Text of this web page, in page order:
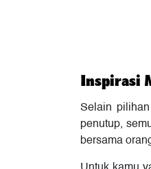
Inspirasi
Selain
penutup,
bersama